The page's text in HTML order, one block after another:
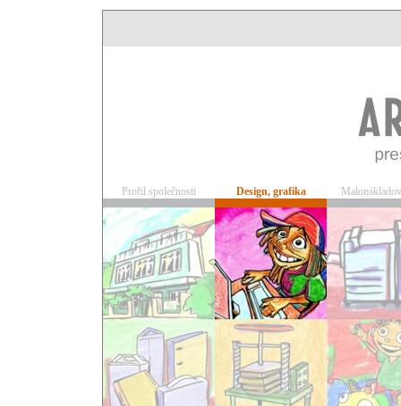
Profil společnosti Design, grafika